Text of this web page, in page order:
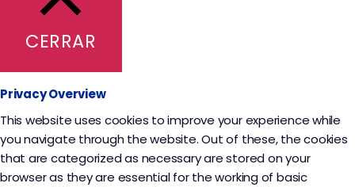
CERRAR
Privacy Overview
This website uses cookies to improve your experience while
you navigate through the website. Out of these, the cookies
that are categorized as necessary are stored on your
browser as they are essential for the working of basic